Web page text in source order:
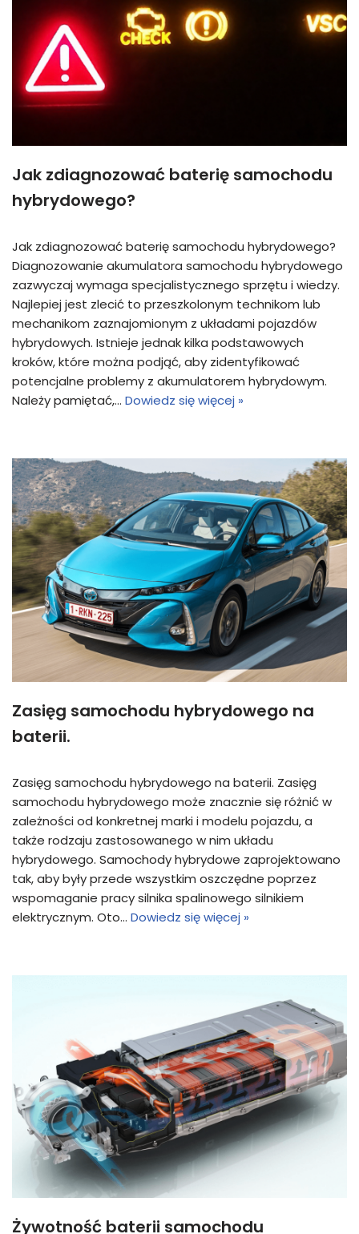
Jak zdiagnozować baterię samochodu
hybrydowego?
Jak zdiagnozować baterię samochodu hybrydowego?
Diagnozowanie akumulatora samochodu hybrydowego
zazwyczaj wymaga specjalistycznego sprzętu i wiedzy.
Najlepiej jest zlecić to przeszkolonym technikom lub
mechanikom zaznajomionym z układami pojazdów
hybrydowych. Istnieje jednak kilka podstawowych
kroków, które można podjąć, aby zidentyfikować
potencjalne problemy z akumulatorem hybrydowym.
Należy pamiętać,… Dowiedz się więcej »
Zasięg samochodu hybrydowego na
baterii.
Zasięg samochodu hybrydowego na baterii. Zasięg
samochodu hybrydowego może znacznie się różnić w
zależności od konkretnej marki i modelu pojazdu, a
także rodzaju zastosowanego w nim układu
hybrydowego. Samochody hybrydowe zaprojektowano
tak, aby były przede wszystkim oszczędne poprzez
wspomaganie pracy silnika spalinowego silnikiem
elektrycznym. Oto… Dowiedz się więcej »
Żywotność baterii samochodu